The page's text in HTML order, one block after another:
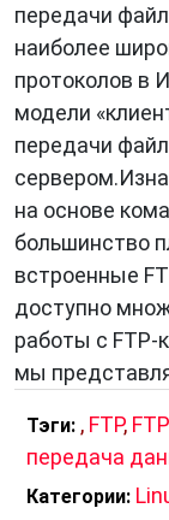
(например,
скачивать
резервные
Управление
клиента вы
удаленном
нужно
обновить
Доступ к
позволяют
которые
над
или если
файлам с
передачи
наиболее
протоколов в
модели
передачи
на основе
большинство
встроенные
доступно
работы с FTP-
мы
Тэги: , FTP,
передача
Категории: